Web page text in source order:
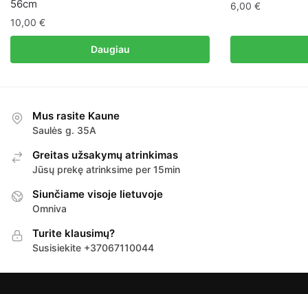
56cm
10,00 €
Daugiau
6,00 €
Mus rasite Kaune
Saulės g. 35A
Greitas užsakymų atrinkimas
Jūsų prekę atrinksime per 15min
Siunčiame visoje lietuvoje
Omniva
Turite klausimų?
Susisiekite +37067110044